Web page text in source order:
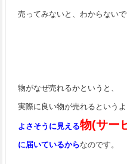
売ってみないと、わからないで
物がなぜ売れるかというと、
実際に良い物が売れるというよ
よさそうに見える物(サー
に届いているからなのです。